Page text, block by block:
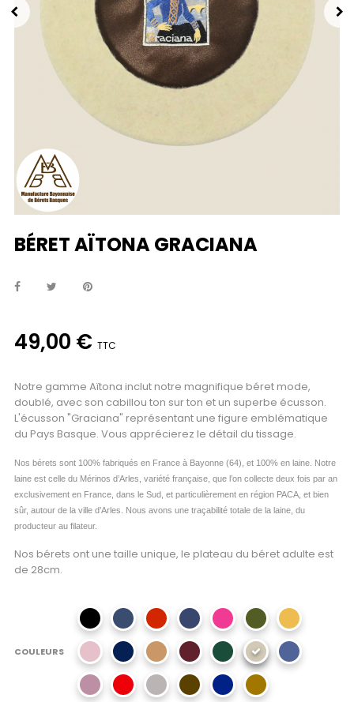
BÉRET AÏTONA GRACIANA
49,00 € TTC
Notre gamme Aïtona inclut notre magnifique béret mode,
doublé, avec son cabillou ton sur ton et un superbe écusson.
L'écusson "Graciana" représentant une figure emblématique
du Pays Basque. Vous apprécierez le détail du tissage.
Nos bérets sont 100% fabriqués en France à Bayonne (64), et 100% en laine. Notre
laine est celle du Mérinos d’Arles, variété française, que l’on collecte deux fois par an
exclusivement en France, dans le Sud, et particulièrement en région PACA, et bien
sûr, autour de la ville d’Arles. Nous avons une traçabilité totale de la laine, du
producteur au filateur.
Nos bérets ont une taille unique, le plateau du béret adulte est
de 28cm.
COULEURS